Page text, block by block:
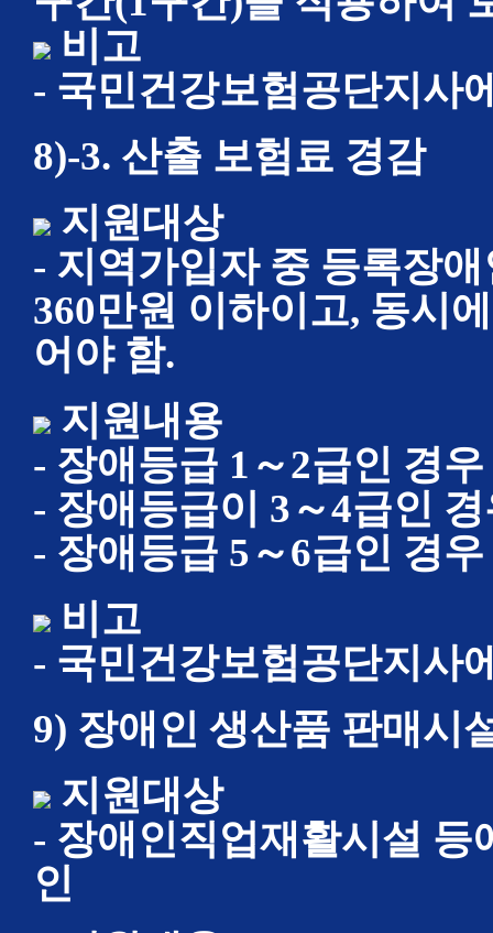
비고
- 국민건강보험공단지사
8)-3. 산출 보험료 경감
지원대상
- 지역가입자 중 등록장
360만원 이하이고, 동시
어야 함.
지원내용
- 장애등급 1～2급인 경
- 장애등급이 3～4급인
- 장애등급 5～6급인 경
비고
- 국민건강보험공단지사
9) 장애인 생산품 판매시
지원대상
- 장애인직업재활시설 등
인